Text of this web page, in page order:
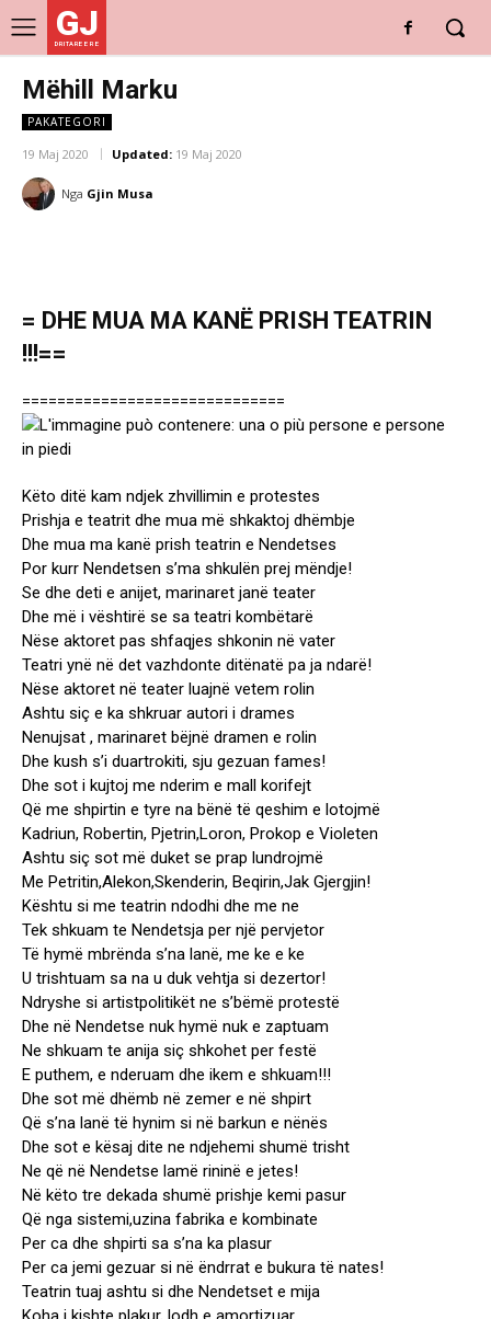
GJ
DRITARE E RE
Mëhill Marku
PAKATEGORI
19 Maj 2020 Updated: 19 Maj 2020
Nga Gjin Musa
= DHE MUA MA KANË PRISH TEATRIN
!!!==
==============================
Këto ditë kam ndjek zhvillimin e protestes
Prishja e teatrit dhe mua më shkaktoj dhëmbje
Dhe mua ma kanë prish teatrin e Nendetses
Por kurr Nendetsen s’ma shkulën prej mëndje!
Se dhe deti e anijet, marinaret janë teater
Dhe më i vështirë se sa teatri kombëtarë
Nëse aktoret pas shfaqjes shkonin në vater
Teatri ynë në det vazhdonte ditënatë pa ja ndarë!
Nëse aktoret në teater luajnë vetem rolin
Ashtu siç e ka shkruar autori i drames
Nenujsat , marinaret bëjnë dramen e rolin
Dhe kush s’i duartrokiti, sju gezuan fames!
Dhe sot i kujtoj me nderim e mall korifejt
Që me shpirtin e tyre na bënë të qeshim e lotojmë
Kadriun, Robertin, Pjetrin,Loron, Prokop e Violeten
Ashtu siç sot më duket se prap lundrojmë
Me Petritin,Alekon,Skenderin, Beqirin,Jak Gjergjin!
Kështu si me teatrin ndodhi dhe me ne
Tek shkuam te Nendetsja per një pervjetor
Të hymë mbrënda s’na lanë, me ke e ke
U trishtuam sa na u duk vehtja si dezertor!
Ndryshe si artistpolitikët ne s’bëmë protestë
Dhe në Nendetse nuk hymë nuk e zaptuam
Ne shkuam te anija siç shkohet per festë
E puthem, e nderuam dhe ikem e shkuam!!!
Dhe sot më dhëmb në zemer e në shpirt
Që s’na lanë të hynim si në barkun e nënës
Dhe sot e kësaj dite ne ndjehemi shumë trisht
Ne që në Nendetse lamë rininë e jetes!
Në këto tre dekada shumë prishje kemi pasur
Që nga sistemi,uzina fabrika e kombinate
Per ca dhe shpirti sa s’na ka plasur
Per ca jemi gezuar si në ëndrrat e bukura të nates!
Teatrin tuaj ashtu si dhe Nendetset e mija